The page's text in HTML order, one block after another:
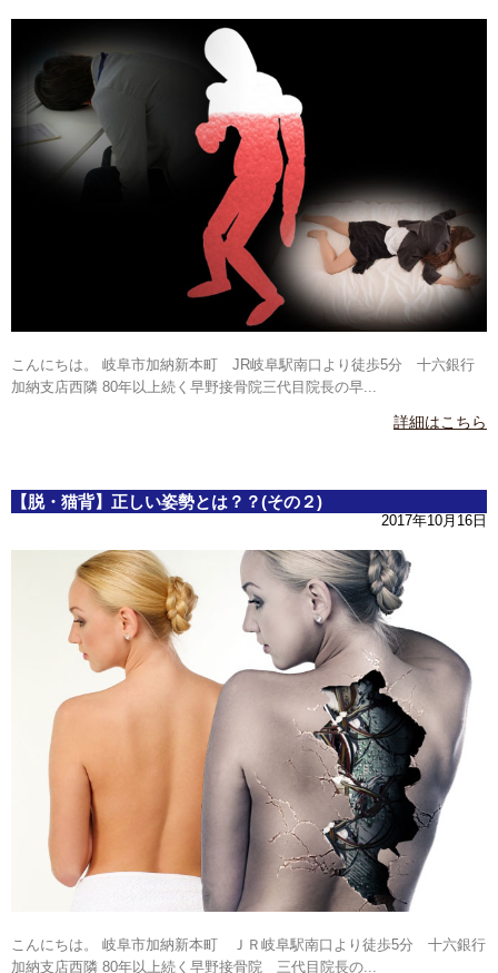
こんにちは。 岐阜市加納新本町 JR岐阜駅南口より徒歩5分 十六銀行
加納支店西隣 80年以上続く早野接骨院三代目院長の早...
詳細はこちら
【脱・猫背】正しい姿勢とは？？(その２)
2017年10月16日
こんにちは。 岐阜市加納新本町 ＪＲ岐阜駅南口より徒歩5分 十六銀行
加納支店西隣 80年以上続く早野接骨院 三代目院長の...